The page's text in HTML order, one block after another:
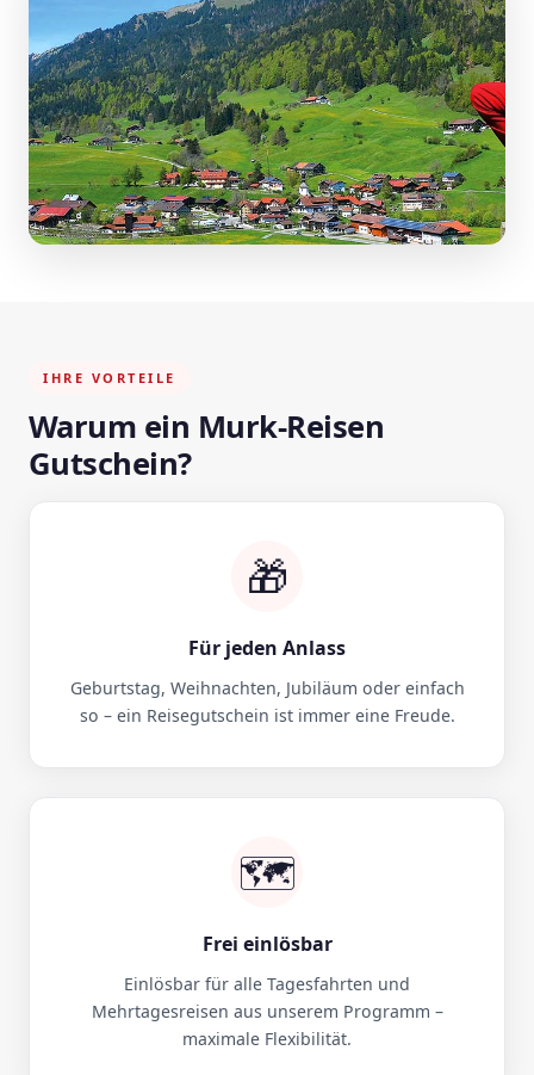
IHRE VORTEILE
Warum ein Murk-Reisen
Gutschein?
🎁
Für jeden Anlass
Geburtstag, Weihnachten, Jubiläum oder einfach
so – ein Reisegutschein ist immer eine Freude.
🗺️
Frei einlösbar
Einlösbar für alle Tagesfahrten und
Mehrtagesreisen aus unserem Programm –
maximale Flexibilität.